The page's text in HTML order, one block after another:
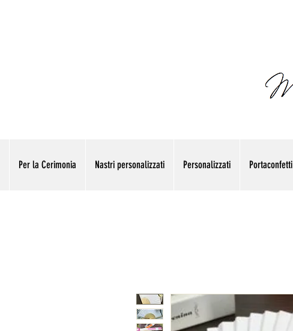
Per la Cerimonia Nastri personalizzati Personalizzati Portaconfetti